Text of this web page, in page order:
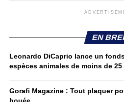
EN
Leonardo DiCaprio lance un
espèces animales de moins de 25
Gorafi Magazine : Tout plaquer